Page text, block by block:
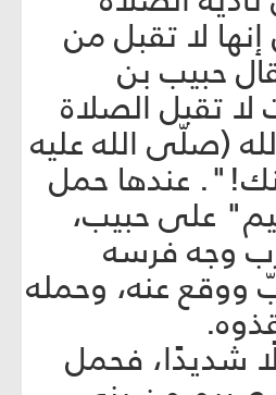
لا تقبل من
حبيب بن
تقبل الصلاة
(صلّى الله عليه
عندها حمل
على حبيب،
وجه فرسه
عنه، وحمله
شديدًا، فحمل